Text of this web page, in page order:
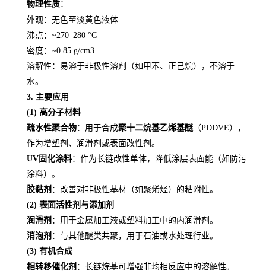
物理性质：
外观：无色至淡黄色液体
沸点：~270–280 °C
密度：~0.85 g/cm3
溶解性：易溶于非极性溶剂（如甲苯、正己烷），不溶于
水。
3. 主要应用
(1) 高分子材料
疏水性聚合物：用于合成聚十二烷基乙烯基醚 （PDDVE），
作为增塑剂、润滑剂或表面改性剂。
UV固化涂料：作为长链改性单体，降低涂层表面能（如防污
涂料）。
胶黏剂 ：改善对非极性基材（如聚烯烃）的粘附性。
(2) 表面活性剂与添加剂
润滑剂 ：用于金属加工液或塑料加工中的内润滑剂。
消泡剂 ：与其他醚类共聚，用于石油或水处理行业。
(3) 有机合成
相转移催化剂 ：长链烷基可增强非均相反应中的溶解性。